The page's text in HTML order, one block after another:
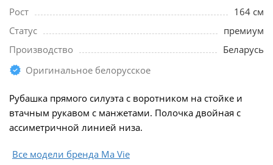
Рост
164 см
Статус
премиум
Производство
Беларусь
Оригинальное белорусское
Рубашка прямого силуэта с воротником на стойке и
втачным рукавом с манжетами. Полочка двойная с
ассиметричной линией низа.
Все модели бренда Ma Vie